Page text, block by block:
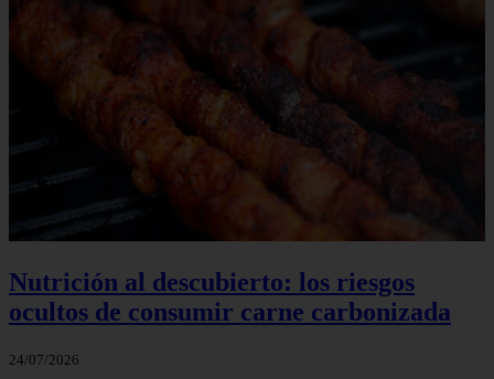
Nutrición al descubierto: los riesgos
ocultos de consumir carne carbonizada
24/07/2026